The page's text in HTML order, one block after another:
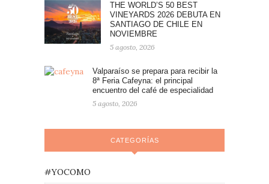
THE WORLD’S 50 BEST
VINEYARDS 2026 DEBUTA EN
SANTIAGO DE CHILE EN
NOVIEMBRE
5 agosto, 2026
Valparaíso se prepara para recibir la
8ª Feria Cafeyna: el principal
encuentro del café de especialidad
5 agosto, 2026
CATEGORÍAS
#YOCOMO